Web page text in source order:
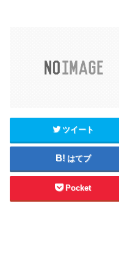
ツイート
はてブ
Pocket